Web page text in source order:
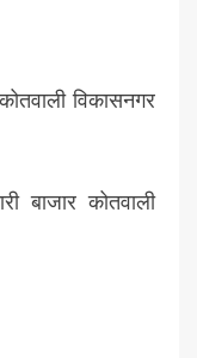
विकासनगर
बाजार कोतवाली